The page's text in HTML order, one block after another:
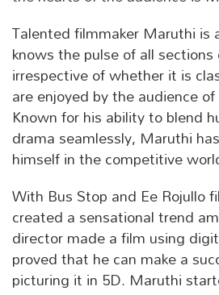
Talented filmmaker Maruthi is
knows the pulse of all
irrespective of whether it is
are enjoyed by the audience
Known for his ability to blend
drama seamlessly, Maruthi
himself in the competitive
With Bus Stop and Ee Rojullo
created a sensational trend
director made a film using
proved that he can make a
picturing it in 5D. Maruthi